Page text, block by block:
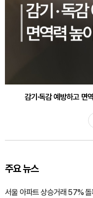
감기·독감 예방하고 면
주요 뉴스
서울 아파트 상승거래 57%